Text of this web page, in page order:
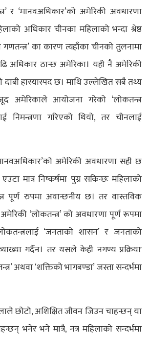
र ‘मानवअधिकार’को अमेरिकी अवधारणा
अधिकार चीनका महिलाको भन्दा श्रेष्ठ
का कारण त्यहाँका चीनको तुलनामा
अधिकार ठान्छ अमेरिका। यही नै अमेरिकी
दाबी हास्यास्पद छ। माथि उल्लेखित सबै तथ्य
अमेरिकाले आयोजना गरेको ‘लोकतन्त्र
निमन्त्रणा गरिएको थियो, तर चीनलाई
अमेरिकी अवधारणा सही छ
मात्र निष्कर्षमा पुग्न सकिन्छः महिलाको
पूर्ण रुपमा अवान्छनीय छ। तर वास्तविक
‘लोकतन्त्र’ को अवधारणा पूर्ण रूपमा
‘जनताको शासन’ र जनताको
गर्दैन। तर यसले केही नगण्य प्रक्रियाः
अथवा ‘शक्तिको भागबण्डा’ जस्ता सन्दर्भमा
छोटो, अशिक्षित जीवन जिउन चाहन्छन् या
भनेर भने मात्रै, नत्र महिलाको सन्दर्भमा